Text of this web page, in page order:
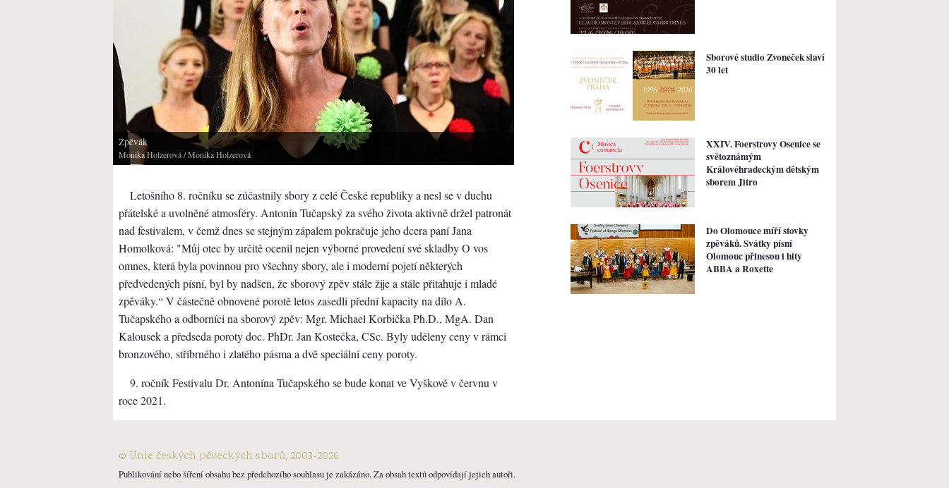
Zpěvák
Monika Holzerová/ Monika Holzerová
Letošního 8. ročníku se zúčastnily sbory z celé České republiky a nesl se v duchu
přátelské a uvolněné atmosféry. Antonín Tučapský za svého života aktivně držel patronát
nad festivalem, v čemž dnes se stejným zápalem pokračuje jeho dcera paní Jana
Homolková: "Můj otec by určitě ocenil nejen výborné provedení své skladby O vos
omnes, která byla povinnou pro všechny sbory, ale i moderní pojetí některých
předvedených písní, byl by nadšen, že sborový zpěv stále žije a stále přitahuje i mladé
zpěváky.“ V částečně obnovené porotě letos zasedli přední kapacity na dílo A.
Tučapského a odborníci na sborový zpěv: Mgr. Michael Korbička Ph.D., MgA. Dan
Kalousek a předseda poroty doc. PhDr. Jan Kostečka, CSc. Byly uděleny ceny v rámci
bronzového, stříbrného i zlatého pásma a dvě speciální ceny poroty.
9. ročník Festivalu Dr. Antonína Tučapského se bude konat ve Vyškově v červnu v
roce 2021.
Sborové studio Zvoneček slaví
30 let
XXIV. Foerstrovy Osenice se
světoznámým
Královéhradeckým dětským
sborem Jitro
Do Olomouce míří stovky
zpěváků. Svátky písní
Olomouc přinesou i hity
ABBA a Roxette
© Unie českých pěveckých sborů, 2003-2026
Publikování nebo šíření obsahu bez předchozího souhlasu je zakázáno. Za obsah textů odpovídají jejich autoři.